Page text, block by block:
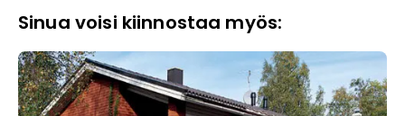
Sinua voisi kiinnostaa myös: